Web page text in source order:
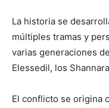
La historia se
múltiples tramas y
varias generaciones
Elessedil, los
El conflicto se origina